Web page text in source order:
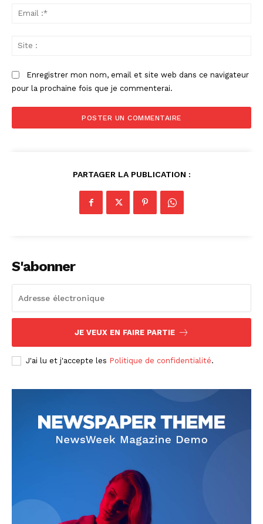
Enregistrer mon nom, email et site web dans ce navigateur
pour la prochaine fois que je commenterai.
PARTAGER LA PUBLICATION :
S'abonner
JE VEUX EN FAIRE PARTIE
J'ai lu et j'accepte les Politique de confidentialité.